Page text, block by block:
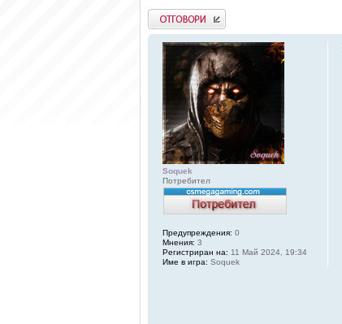
Добави отговор
Soquek
Потребител
Предупреждения: 0
Мнения: 3
Регистриран на: 11 Май 2024, 19:34
Име в игра: Soquek